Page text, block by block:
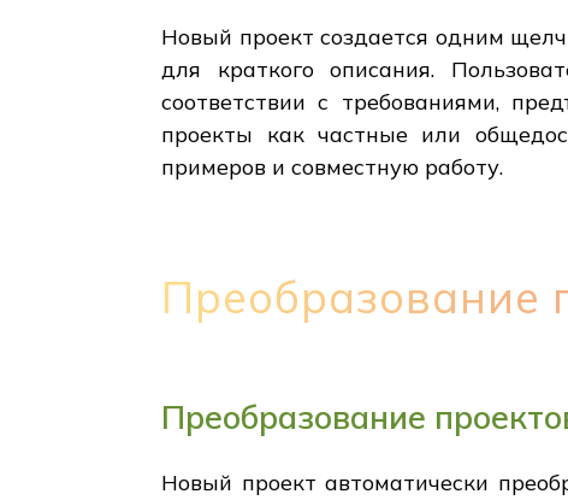
Новый проект создается одним
для краткого описания.
соответствии с требованиями,
проекты как частные или
примеров и совместную работу.
Преобразование
Преобразование
Новый проект автоматически